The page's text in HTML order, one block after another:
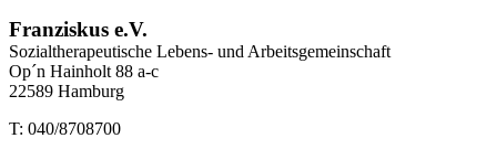
Franziskus e.V.
Sozialtherapeutische Lebens- und Arbeitsgemeinschaft
Op´n Hainholt 88 a-c
22589 Hamburg
T: 040/8708700